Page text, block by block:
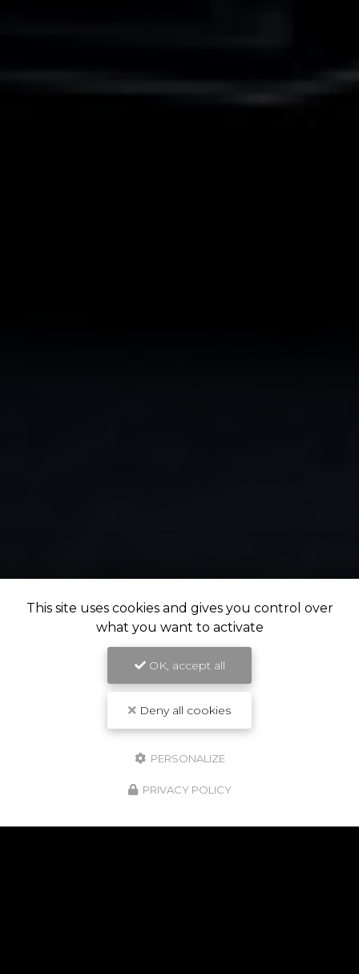
This site uses cookies and gives you control over
what you want to activate
OK, accept all
Deny all cookies
PERSONALIZE
PRIVACY POLICY